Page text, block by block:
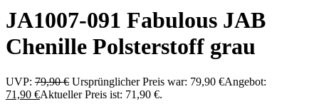
JA1007-091 Fabulous JAB
Chenille Polsterstoff grau
UVP: 79,90€ Ursprünglicher Preis war: 79,90 €Angebot:
71,90 €Aktueller Preis ist: 71,90 €.